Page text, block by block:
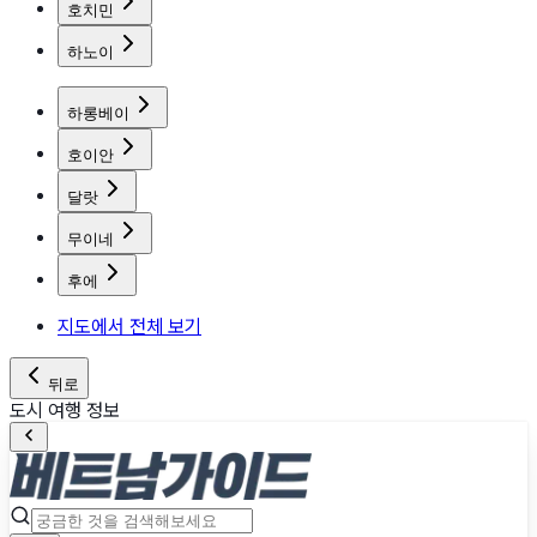
호치민
하노이
하롱베이
호이안
달랏
무이네
후에
지도에서 전체 보기
뒤로
도시 여행 정보